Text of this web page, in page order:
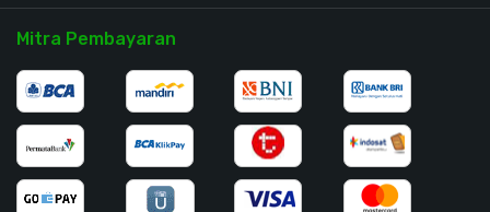
Mitra Pembayaran